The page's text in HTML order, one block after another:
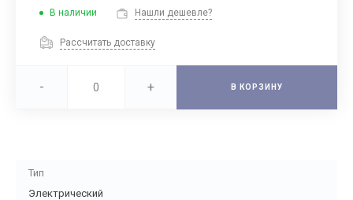
В наличии Нашли дешевле?
Рассчитать доставку
- + В КОРЗИНУ
Тип
Электрический